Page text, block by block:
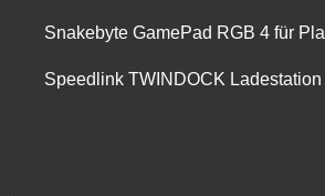
Snakebyte GamePad RGB 4 für
Speedlink TWINDOCK Ladestation